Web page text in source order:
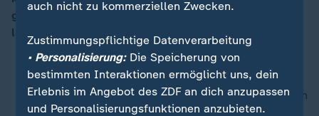
00:05
gefilmt. Je nach Alter ist das bis zu 25 Zentimeter
lange Tier zartrosa bis braun.
nach oben
auch nicht zu kommerziellen Zwecken.
Zustimmungspflichtige Datenverarbeitung
• Personalisierung:Die Speicherung von
bestimmten Interaktionen ermöglicht uns, dein
Erlebnis im Angebot des ZDF an dich anzupassen
und Personalisierungsfunktionen anzubieten.